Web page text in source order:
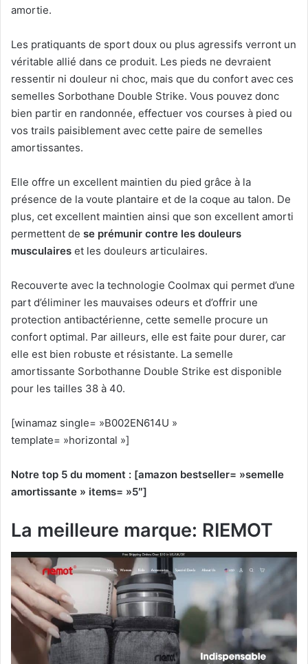
amortie.
Les pratiquants de sport doux ou plus agressifs verront un
véritable allié dans ce produit. Les pieds ne devraient
ressentir ni douleur ni choc, mais que du confort avec ces
semelles Sorbothane Double Strike. Vous pouvez donc
bien partir en randonnée, effectuer vos courses à pied ou
vos trails paisiblement avec cette paire de semelles
amortissantes.
Elle offre un excellent maintien du pied grâce à la
présence de la voute plantaire et de la coque au talon. De
plus, cet excellent maintien ainsi que son excellent amorti
permettent de se prémunir contre les douleurs
musculaires et les douleurs articulaires.
Recouverte avec la technologie Coolmax qui permet d’une
part d’éliminer les mauvaises odeurs et d’offrir une
protection antibactérienne, cette semelle procure un
confort optimal. Par ailleurs, elle est faite pour durer, car
elle est bien robuste et résistante. La semelle
amortissante Sorbothanne Double Strike est disponible
pour les tailles 38 à 40.
[winamaz single= »B002EN614U »
template= »horizontal »]
Notre top 5 du moment : [amazon bestseller= »semelle
amortissante » items= »5″]
La meilleure marque: RIEMOT